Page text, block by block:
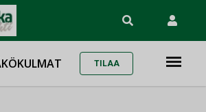
TILAA